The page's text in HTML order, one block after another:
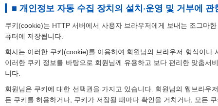
■ 개인정보 자동 수집 장치의 설치·운영 및 거부에 관
쿠키(cookie)는 HTTP 서버에서 사용자 브라우저에게 보내는 조그마
퓨터에 저장됩니다.
회사는 이러한 쿠키(cookie)를 이용하여 회원님의 브라우저 형식이나
이러한 쿠키 정보를 바탕으로 회원님께 유용하고 보다 편리한 맞춤서
니다.
회원님은 쿠키에 대한 선택권을 가지고 있습니다. 회원님의 웹브라우
든 쿠키를 허용하거나, 쿠키가 저장될 때마다 확인을 거치거나, 모든